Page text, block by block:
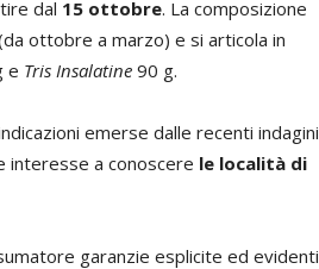
dal 15 ottobre. La composizione
ottobre a marzo) e si articola in
e Tris Insalatine 90 g.
emerse dalle recenti indagini
interesse a conoscere le località di
garanzie esplicite ed evidenti